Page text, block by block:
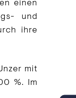
einen
und
ihre
mit
%. Im